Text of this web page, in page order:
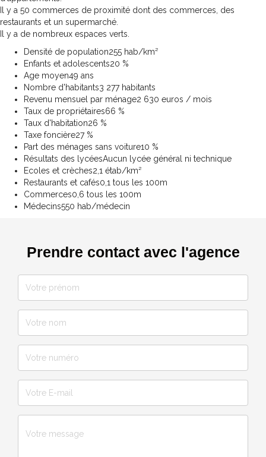
Il y a 50 commerces de proximité dont des commerces, des
restaurants et un supermarché.
Il y a de nombreux espaces verts.
Densité de population255 hab/km²
Enfants et adolescents20 %
Age moyen49 ans
Nombre d'habitants3 277 habitants
Revenu mensuel par ménage2 630 euros / mois
Taux de propriétaires66 %
Taux d'habitation26 %
Taxe foncière27 %
Part des ménages sans voiture10 %
Résultats des lycéesAucun lycée général ni technique
Ecoles et crèches2,1 étab/km²
Restaurants et cafés0,1 tous les 100m
Commerces0,6 tous les 100m
Médecins550 hab/médecin
Prendre contact avec l'agence